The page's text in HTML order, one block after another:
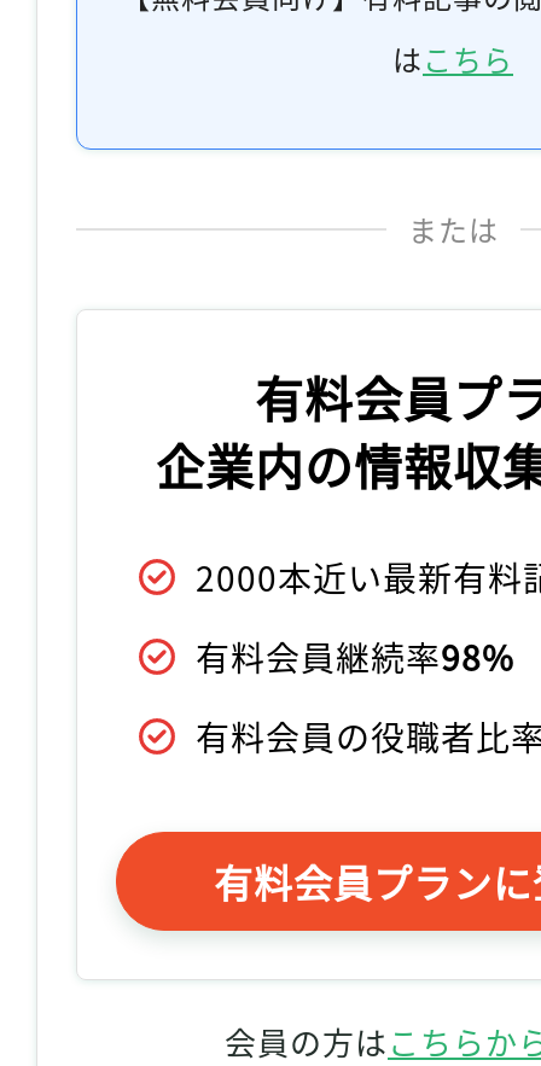
はこちら
または
有料会員プ
企業内の情報収
2000本近い最新有料
有料会員継続率98%
有料会員の役職者比
有料会員プラン
会員の方はこちらか